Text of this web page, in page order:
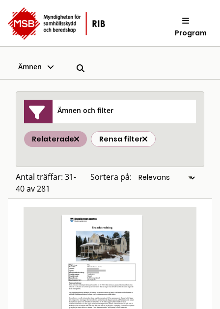
Program
Ämnen
Ämnen och filter
Relaterade Rensa filter
Antal träffar: 31-
40 av 281
Sortera på: